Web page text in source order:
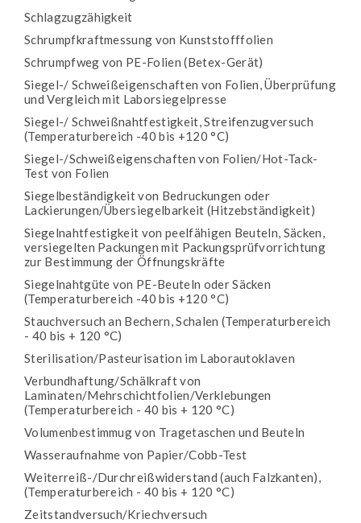
Schlagzugzähigkeit
Schrumpfkraftmessung von Kunststofffolien
Schrumpfweg von PE-Folien (Betex-Gerät)
Siegel-/ Schweißeigenschaften von Folien, Überprüfung
und Vergleich mit Laborsiegelpresse
Siegel-/ Schweißnahtfestigkeit, Streifenzugversuch
(Temperaturbereich -40 bis +120 °C)
Siegel-/Schweißeigenschaften von Folien/Hot-Tack-
Test von Folien
Siegelbeständigkeit von Bedruckungen oder
Lackierungen/Übersiegelbarkeit (Hitzebständigkeit)
Siegelnahtfestigkeit von peelfähigen Beuteln, Säcken,
versiegelten Packungen mit Packungsprüfvorrichtung
zur Bestimmung der Öffnungskräfte
Siegelnahtgüte von PE-Beuteln oder Säcken
(Temperaturbereich -40 bis +120 °C)
Stauchversuch an Bechern, Schalen (Temperaturbereich
- 40 bis + 120 °C)
Sterilisation/Pasteurisation im Laborautoklaven
Verbundhaftung/Schälkraft von
Laminaten/Mehrschichtfolien/Verklebungen
(Temperaturbereich - 40 bis + 120 °C)
Volumenbestimmug von Tragetaschen und Beuteln
Wasseraufnahme von Papier/Cobb-Test
Weiterreiß-/Durchreißwiderstand (auch Falzkanten),
(Temperaturbereich - 40 bis + 120 °C)
Zeitstandversuch/Kriechversuch